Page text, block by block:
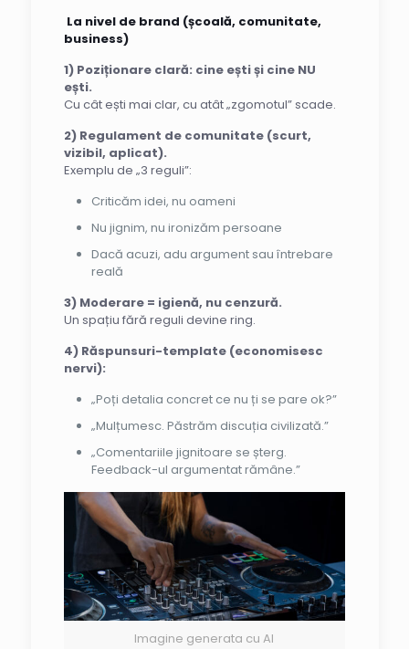
La nivel de brand (școală, comunitate,
business)
1) Poziționare clară: cine ești și cine NU
ești.
Cu cât ești mai clar, cu atât „zgomotul” scade.
2) Regulament de comunitate (scurt,
vizibil, aplicat).
Exemplu de „3 reguli”:
Criticăm idei, nu oameni
Nu jignim, nu ironizăm persoane
Dacă acuzi, adu argument sau întrebare
reală
3) Moderare = igienă, nu cenzură.
Un spațiu fără reguli devine ring.
4) Răspunsuri-template (economisesc
nervi):
„Poți detalia concret ce nu ți se pare ok?”
„Mulțumesc. Păstrăm discuția civilizată.”
„Comentariile jignitoare se șterg.
Feedback-ul argumentat rămâne.”
Imagine generata cu AI